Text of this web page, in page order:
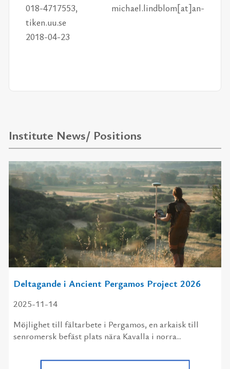
018-4717553, michael.lind­blom[at]an­
tiken.uu.se
2018-04-23
Institute News/ Positions
Deltagande i Ancient Pergamos Project 2026
2025-11-14
Möjlighet till fältarbete i Pergamos, en arkaisk till
senromersk befäst plats nära Kavalla i norra...